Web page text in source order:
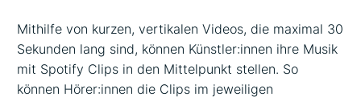
Mithilfe von kurzen, vertikalen Videos, die maximal 30
Sekunden lang sind, können Künstler:innen ihre Musik
mit Spotify Clips in den Mittelpunkt stellen. So
können Hörer:innen die Clips im jeweiligen